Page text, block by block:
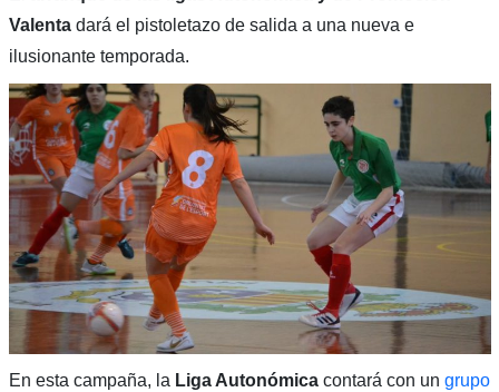
Valenta dará el pistoletazo de salida a una nueva e
ilusionante temporada.
En esta campaña, la Liga Autonómicacontará con un grupo